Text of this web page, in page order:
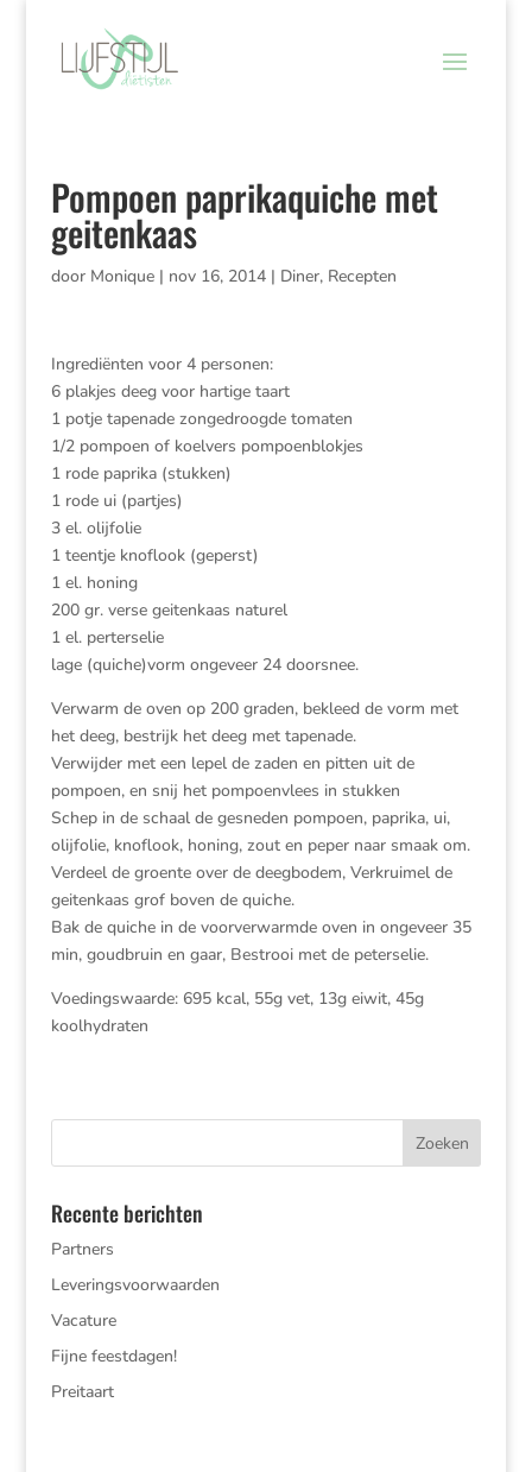
Pompoen paprikaquiche met
geitenkaas
door Monique| nov 16, 2014| Diner, Recepten
Ingrediënten voor 4 personen:
6 plakjes deeg voor hartige taart
1 potje tapenade zongedroogde tomaten
1/2 pompoen of koelvers pompoenblokjes
1 rode paprika (stukken)
1 rode ui (partjes)
3 el. olijfolie
1 teentje knoflook (geperst)
1 el. honing
200 gr. verse geitenkaas naturel
1 el. perterselie
lage (quiche)vorm ongeveer 24 doorsnee.
Verwarm de oven op 200 graden, bekleed de vorm met
het deeg, bestrijk het deeg met tapenade.
Verwijder met een lepel de zaden en pitten uit de
pompoen, en snij het pompoenvlees in stukken
Schep in de schaal de gesneden pompoen, paprika, ui,
olijfolie, knoflook, honing, zout en peper naar smaak om.
Verdeel de groente over de deegbodem, Verkruimel de
geitenkaas grof boven de quiche.
Bak de quiche in de voorverwarmde oven in ongeveer 35
min, goudbruin en gaar, Bestrooi met de peterselie.
Voedingswaarde: 695 kcal, 55g vet, 13g eiwit, 45g
koolhydraten
Recente berichten
Partners
Leveringsvoorwaarden
Vacature
Fijne feestdagen!
Preitaart